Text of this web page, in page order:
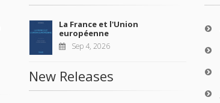
La France et l'Union
européenne
Sep 4, 2026
New Releases